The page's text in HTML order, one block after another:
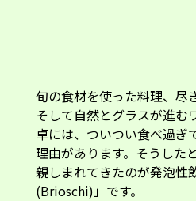
旬の食材を使った料理、尽
そして自然とグラスが進む
卓には、ついつい食べ過ぎ
理由があります。そうした
親しまれてきたのが発泡性
(Brioschi)」です。